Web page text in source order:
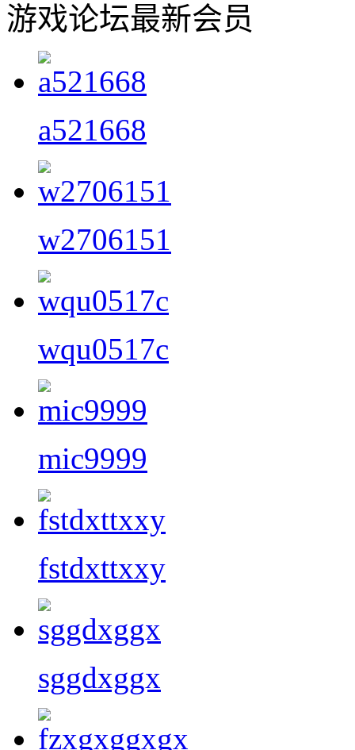
游戏论坛最新会员
a521668
w2706151
wqu0517c
mic9999
fstdxttxxy
sggdxggx